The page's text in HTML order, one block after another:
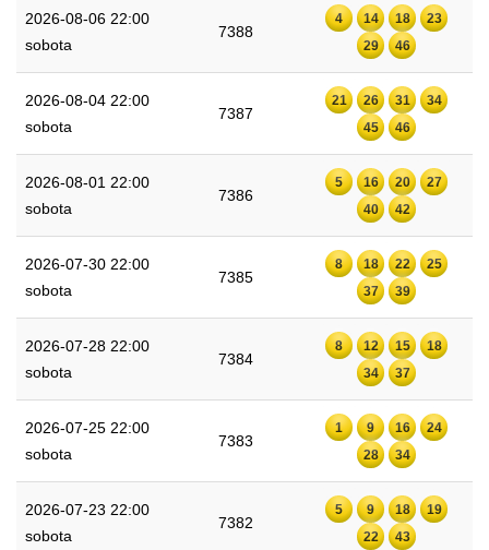
2026-08-06 22:00
sobota
7388
4 14 18
23
29
46
2026-08-04 22:00
sobota
7387
21 26 31
34
45
46
2026-08-01 22:00
sobota
7386
5 16 20
27
40
42
2026-07-30 22:00
sobota
7385
8 18 22
25
37
39
2026-07-28 22:00
sobota
7384
8 12 15
18
34
37
2026-07-25 22:00
sobota
7383
1 9 16
24
28
34
2026-07-23 22:00
sobota
7382
5 9 18
19
22
43